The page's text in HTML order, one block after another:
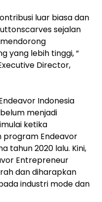
luar biasa dan
sejalan
yang lebih tinggi, “
Director,
Indonesia
menjadi
ketika
program Endeavor
tahun 2020 lalu. Kini,
Entrepreneur
dan diharapkan
industri mode dan